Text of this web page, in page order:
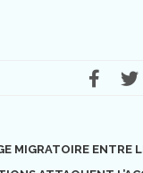
MIGRATOIRE ENTRE